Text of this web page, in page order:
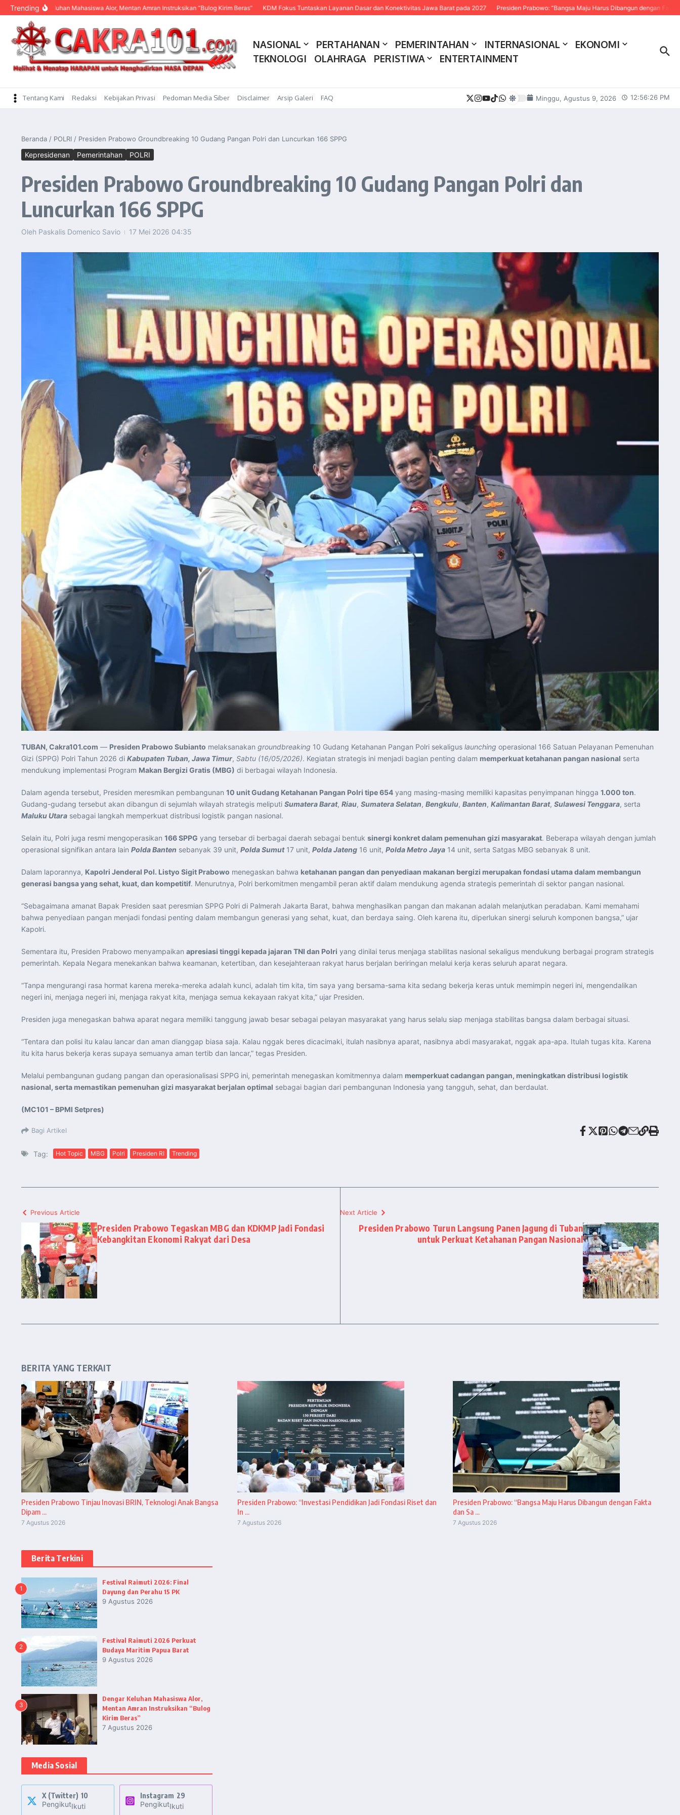
content
Trending
Keluhan Mahasiswa Alor, Mentan Amran Instruksikan “Bulog Kirim Beras” KDM Fokus Tuntaskan Layanan Dasar dan Konektivitas Jawa Barat pada 2027 Presiden Prabowo: “Bangsa Maju Harus Dibangun dengan Fakta dan Sains”
NASIONAL PERTAHANAN PEMERINTAHAN INTERNASIONAL
EKONOMI
TEKNOLOGI
OLAHRAGA PERISTIWA ENTERTAINMENT
Tentang Kami Redaksi Kebijakan Privasi Pedoman Media Siber Disclaimer Arsip Galeri FAQ Minggu, Agustus 9, 2026 12:56:27 PM
Beranda / POLRI / Presiden Prabowo Groundbreaking 10 Gudang Pangan Polri dan Luncurkan 166 SPPG
Kepresidenan Pemerintahan POLRI
Presiden Prabowo Groundbreaking 10 Gudang Pangan Polri dan
Luncurkan 166 SPPG
Oleh Paskalis Domenico Savio 17 Mei 2026 04:35
TUBAN, Cakra101.com — Presiden Prabowo Subianto melaksanakan groundbreaking 10 Gudang Ketahanan Pangan Polri sekaligus launching operasional 166 Satuan Pelayanan Pemenuhan
Gizi (SPPG) Polri Tahun 2026 di Kabupaten Tuban, Jawa Timur, Sabtu (16/05/2026). Kegiatan strategis ini menjadi bagian penting dalam memperkuat ketahanan pangan nasional serta
mendukung implementasi Program Makan Bergizi Gratis (MBG) di berbagai wilayah Indonesia.
Dalam agenda tersebut, Presiden meresmikan pembangunan 10 unit Gudang Ketahanan Pangan Polri tipe 654 yang masing-masing memiliki kapasitas penyimpanan hingga 1.000 ton.
Gudang-gudang tersebut akan dibangun di sejumlah wilayah strategis meliputi Sumatera Barat, Riau, Sumatera Selatan, Bengkulu, Banten, Kalimantan Barat, Sulawesi Tenggara, serta
Maluku Utara sebagai langkah memperkuat distribusi logistik pangan nasional.
Selain itu, Polri juga resmi mengoperasikan 166 SPPG yang tersebar di berbagai daerah sebagai bentuk sinergi konkret dalam pemenuhan gizi masyarakat. Beberapa wilayah dengan jumlah
operasional signifikan antara lain Polda Banten sebanyak 39 unit, Polda Sumut17 unit, Polda Jateng 16 unit, Polda Metro Jaya 14 unit, serta Satgas MBG sebanyak 8 unit.
Dalam laporannya, Kapolri Jenderal Pol. Listyo Sigit Prabowo menegaskan bahwa ketahanan pangan dan penyediaan makanan bergizi merupakan fondasi utama dalam membangun
generasi bangsa yang sehat, kuat, dan kompetitif. Menurutnya, Polri berkomitmen mengambil peran aktif dalam mendukung agenda strategis pemerintah di sektor pangan nasional.
“Sebagaimana amanat Bapak Presiden saat peresmian SPPG Polri di Palmerah Jakarta Barat, bahwa menghasilkan pangan dan makanan adalah melanjutkan peradaban. Kami memahami
bahwa penyediaan pangan menjadi fondasi penting dalam membangun generasi yang sehat, kuat, dan berdaya saing. Oleh karena itu, diperlukan sinergi seluruh komponen bangsa,” ujar
Kapolri.
Sementara itu, Presiden Prabowo menyampaikan apresiasi tinggi kepada jajaran TNI dan Polri yang dinilai terus menjaga stabilitas nasional sekaligus mendukung berbagai program strategis
pemerintah. Kepala Negara menekankan bahwa keamanan, ketertiban, dan kesejahteraan rakyat harus berjalan beriringan melalui kerja keras seluruh aparat negara.
“Tanpa mengurangi rasa hormat karena mereka-mereka adalah kunci, adalah tim kita, tim saya yang bersama-sama kita sedang bekerja keras untuk memimpin negeri ini, mengendalikan
negeri ini, menjaga negeri ini, menjaga rakyat kita, menjaga semua kekayaan rakyat kita,” ujar Presiden.
Presiden juga menegaskan bahwa aparat negara memiliki tanggung jawab besar sebagai pelayan masyarakat yang harus selalu siap menjaga stabilitas bangsa dalam berbagai situasi.
“Tentara dan polisi itu kalau lancar dan aman dianggap biasa saja. Kalau nggak beres dicacimaki, itulah nasibnya aparat, nasibnya abdi masyarakat, nggak apa-apa. Itulah tugas kita. Karena
itu kita harus bekerja keras supaya semuanya aman tertib dan lancar,” tegas Presiden.
Melalui pembangunan gudang pangan dan operasionalisasi SPPG ini, pemerintah menegaskan komitmennya dalam memperkuat cadangan pangan, meningkatkan distribusi logistik
nasional, serta memastikan pemenuhan gizi masyarakat berjalan optimal sebagai bagian dari pembangunan Indonesia yang tangguh, sehat, dan berdaulat.
(MC101 – BPMI Setpres)
Bagi Artikel
Tag: Hot Topic MBG Polri Presiden RI Trending
Previous Article
Presiden Prabowo Tegaskan MBG dan KDKMP Jadi Fondasi
Kebangkitan Ekonomi Rakyat dari Desa
Next Article
Presiden Prabowo Turun Langsung Panen Jagung di Tuban
untuk Perkuat Ketahanan Pangan Nasional
BERITA YANG TERKAIT
Presiden Prabowo Tinjau Inovasi BRIN, Teknologi Anak Bangsa
Dipam ...
7 Agustus 2026
Presiden Prabowo: “Investasi Pendidikan Jadi Fondasi Riset dan
In ...
7 Agustus 2026
Presiden Prabowo: “Bangsa Maju Harus Dibangun dengan Fakta
dan Sa ...
7 Agustus 2026
Berita Terkini
1
Festival Raimuti 2026: Final
Dayung dan Perahu 15 PK
9 Agustus 2026
2
Festival Raimuti 2026 Perkuat
Budaya Maritim Papua Barat
9 Agustus 2026
3
Dengar Keluhan Mahasiswa Alor,
Mentan Amran Instruksikan “Bulog
Kirim Beras”
7 Agustus 2026
Media Sosial
X (Twitter) 10
PengikutIkuti
Instagram 29
PengikutIkuti